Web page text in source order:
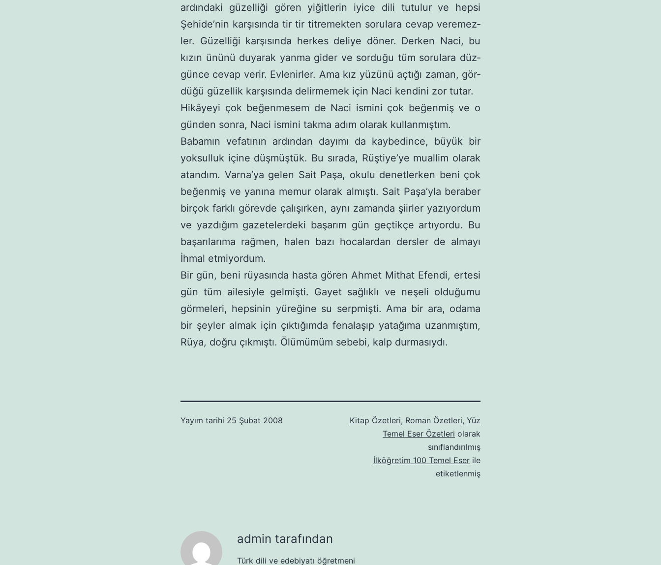
ardındaki güzelliği gören yiğitlerin iyice dili tutulur ve hepsi
Şehide’nin karşısında tir tir titremekten sorulara cevap veremez­
ler. Güzelliği karşısında herkes deliye döner. Derken Naci, bu
kızın ününü duyarak yanma gider ve sorduğu tüm sorulara düz­
günce cevap verir. Evlenirler. Ama kız yüzünü açtığı zaman, gör­
düğü güzellik karşısında delirmemek için Naci kendini zor tutar.
Hikâyeyi çok beğenmesem de Naci ismini çok beğenmiş ve o
günden sonra, Naci ismini takma adım olarak kullanmıştım.
Babamın vefatının ardından dayımı da kaybedince, büyük bir
yoksulluk içine düşmüştük. Bu sırada, Rüştiye’ye muallim olarak
atandım. Varna’ya gelen Sait Paşa, okulu denetlerken beni çok
beğenmiş ve yanına memur olarak almıştı. Sait Paşa’yla bera­ber
birçok farklı görevde çalışırken, aynı zamanda şiirler yazıyor­dum
ve yazdığım gazetelerdeki başarım gün geçtikçe artıyordu. Bu
başarılarıma rağmen, halen bazı hocalardan dersler de almayı
İhmal etmiyordum.
Bir gün, beni rüyasında hasta gören Ahmet Mithat Efendi, ertesi
gün tüm ailesiyle gelmişti. Gayet sağlıklı ve neşeli olduğu­mu
görmeleri, hepsinin yüreğine su serpmişti. Ama bir ara, oda­ma
bir şeyler almak için çıktığımda fenalaşıp yatağıma uzanmış­tım,
Rüya, doğru çıkmıştı. Ölümümüm sebebi, kalp durmasıydı.
Yayım tarihi 25 Şubat 2008 Kitap Özetleri, Roman Özetleri, Yüz
Temel Eser Özetleri olarak
sınıflandırılmış
İlköğretim 100 Temel Eser ile
etiketlenmiş
admin tarafından
Türk dili ve edebiyatı öğretmeni